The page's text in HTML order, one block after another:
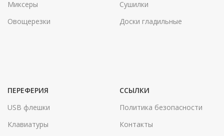
Миксеры
Овощерезки
Сушилки
Доски гладильные
ПЕРЕФЕРИЯ
USB флешки
Клавиатуры
ССЫЛКИ
Политика безопасности
Контакты